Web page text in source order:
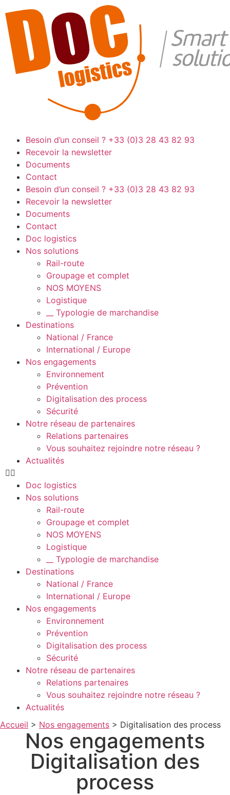
Besoin d’un conseil ? +33 (0)3 28 43 82 93
Recevoir la newsletter
Documents
Contact
Besoin d’un conseil ? +33 (0)3 28 43 82 93
Recevoir la newsletter
Documents
Contact
Doc logistics
Nos solutions
Rail-route
Groupage et complet
NOS MOYENS
Logistique
__ Typologie de marchandise
Destinations
National / France
International / Europe
Nos engagements
Environnement
Prévention
Digitalisation des process
Sécurité
Notre réseau de partenaires
Relations partenaires
Vous souhaitez rejoindre notre réseau ?
Actualités
Doc logistics
Nos solutions
Rail-route
Groupage et complet
NOS MOYENS
Logistique
__ Typologie de marchandise
Destinations
National / France
International / Europe
Nos engagements
Environnement
Prévention
Digitalisation des process
Sécurité
Notre réseau de partenaires
Relations partenaires
Vous souhaitez rejoindre notre réseau ?
Actualités
Accueil > Nos engagements > Digitalisation des process
Nos engagements
Digitalisation des
process